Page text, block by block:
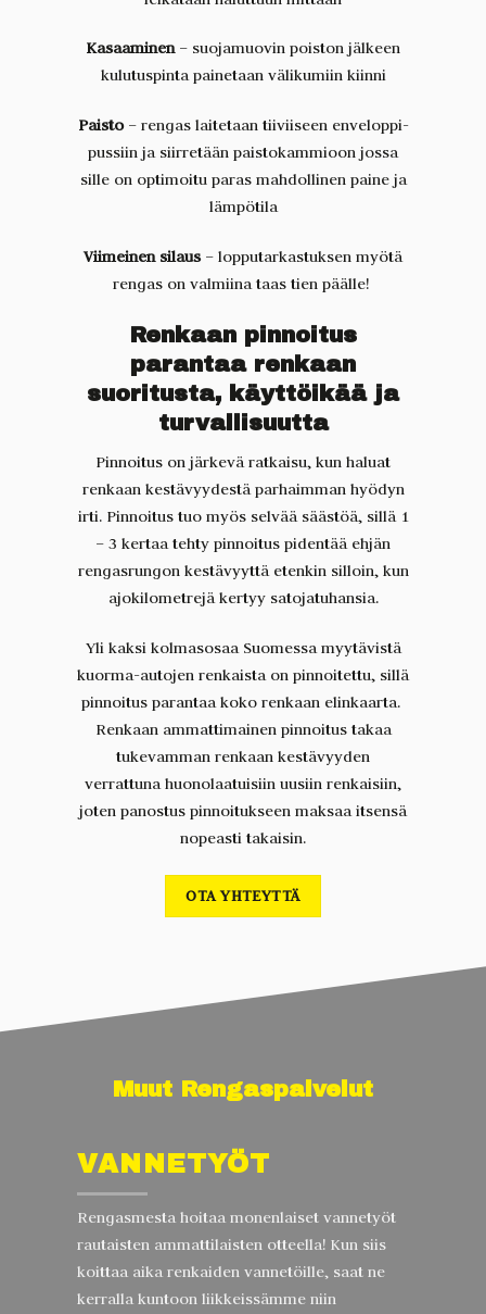
Kasaaminen– suojamuovin poiston jälkeen
kulutuspinta painetaan välikumiin kiinni
Paisto– rengas laitetaan tiiviiseen enveloppi-
pussiin ja siirretään paistokammioon jossa
sille on optimoitu paras mahdollinen paine ja
lämpötila
Viimeinen silaus– lopputarkastuksen myötä
rengas on valmiina taas tien päälle!
Renkaan pinnoitus
parantaa renkaan
suoritusta, käyttöikää ja
turvallisuutta
Pinnoitus on järkevä ratkaisu, kun haluat
renkaan kestävyydestä parhaimman hyödyn
irti. Pinnoitus tuo myös selvää säästöä, sillä 1
– 3 kertaa tehty pinnoitus pidentää ehjän
rengasrungon kestävyyttä etenkin silloin, kun
ajokilometrejä kertyy satojatuhansia.
Yli kaksi kolmasosaa Suomessa myytävistä
kuorma-autojen renkaista on pinnoitettu, sillä
pinnoitus parantaa koko renkaan elinkaarta.
Renkaan ammattimainen pinnoitus takaa
tukevamman renkaan kestävyyden
verrattuna huonolaatuisiin uusiin renkaisiin,
joten panostus pinnoitukseen maksaa itsensä
nopeasti takaisin.
OTA YHTEYTTÄ
Muut Rengaspalvelut
VANNETYÖT
Rengasmesta hoitaa monenlaiset vannetyöt
rautaisten ammattilaisten otteella! Kun siis
koittaa aika renkaiden vannetöille, saat ne
kerralla kuntoon liikkeissämme niin